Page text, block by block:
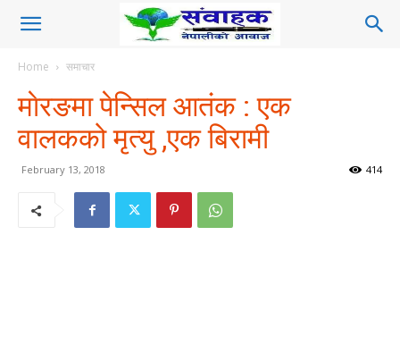
Home समाचार
माेरङमा पेन्सिल आतंक : एक
वालकको मृत्यु ,एक बिरामी
February 13, 2018 414